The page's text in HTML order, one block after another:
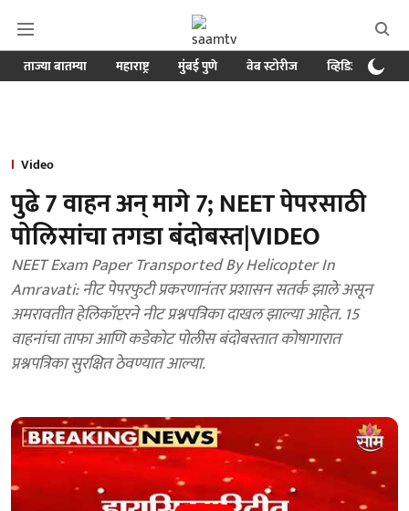
ताज्या बातम्या महाराष्ट्र मुंबई पुणे वेब स्टोरीज व्हिडिओ
Video
पुढे 7 वाहन अन् मागे 7; NEET पेपरसाठी
पोलिसांचा तगडा बंदोबस्त|VIDEO
NEET Exam Paper Transported By Helicopter In
Amravati: नीट पेपरफुटी प्रकरणानंतर प्रशासन सतर्क झाले असून
अमरावतीत हेलिकॉप्टरने नीट प्रश्नपत्रिका दाखल झाल्या आहेत. 15
वाहनांचा ताफा आणि कडेकोट पोलीस बंदोबस्तात कोषागारात
प्रश्नपत्रिका सुरक्षित ठेवण्यात आल्या.